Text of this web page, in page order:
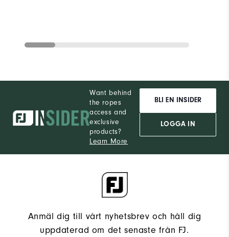
Want behind
the ropes
access and
exclusive
products?
Learn More
BLI EN INSIDER
LOGGA IN
Anmäl dig till vårt nyhetsbrev och håll dig
uppdaterad om det senaste från FJ.